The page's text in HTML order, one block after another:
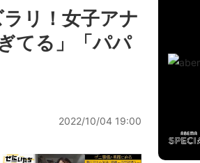
リ！女子アナ
てる」「パパ
2022/10/04 19:00